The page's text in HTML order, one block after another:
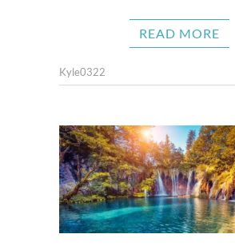
READ MORE
Kyle0322